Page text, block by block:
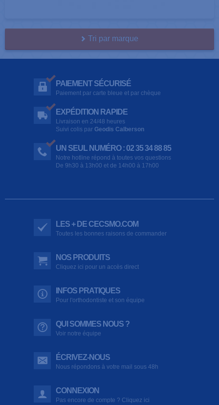
Tri par marque
PAIEMENT SÉCURISÉ
Paiement par carte bleue et par chèque
EXPÉDITION RAPIDE
Livraison en 24/48 heures
Suivi colis par Geodis Calberson
UN SEUL NUMÉRO : 02 35 34 88 85
Notre hotline répond à toutes vos questions
De 9h30 à 13h00 et de 14h00 à 17h00
LES + DE CECSMO.COM
Toutes les bonnes raisons de commander
NOS PRODUITS
Cliquez ici pour un accès direct
INFOS PRATIQUES
Pour l'orthodontiste et son équipe
QUI SOMMES NOUS ?
Voir notre équipe
ÉCRIVEZ-NOUS
Nous répondons à votre mail sous 48h
CONNEXION
Pas encore de compte ? Cliquez ici